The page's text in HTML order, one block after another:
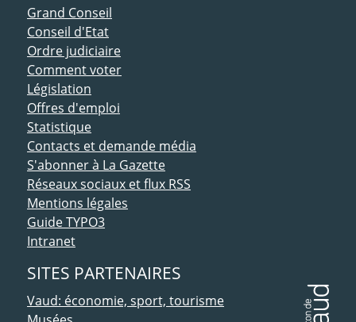
ACCÈS DIRECT
Grand Conseil
Conseil d'Etat
Ordre judiciaire
Comment voter
Législation
Offres d'emploi
Statistique
Contacts et demande média
S'abonner à La Gazette
Réseaux sociaux et flux RSS
Mentions légales
Guide TYPO3
Intranet
SITES PARTENAIRES
Vaud: économie, sport, tourisme